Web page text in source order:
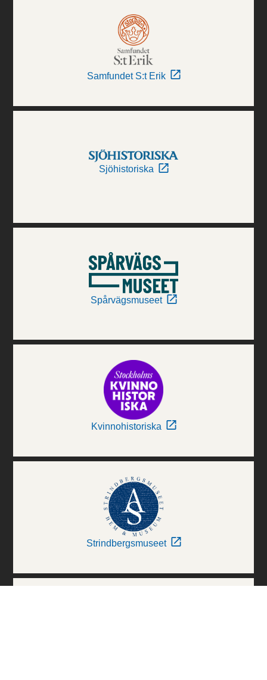
Samfundet S:t Erik
Sjöhistoriska
Spårvägsmuseet
Kvinnohistoriska
Strindbergsmuseet